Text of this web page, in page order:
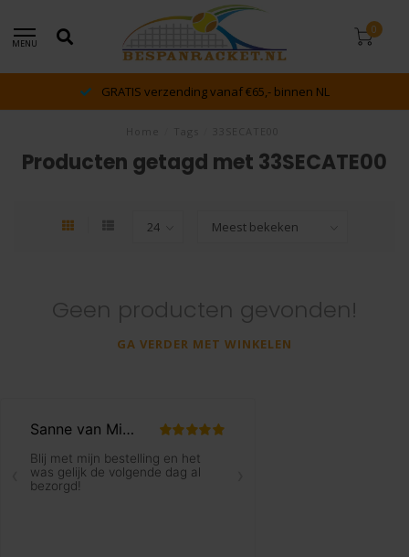
MENU
0
GRATIS verzending vanaf €65,- binnen NL
Producten getagd met 33SECATE00
Geen producten gevonden!
GA VERDER MET WINKELEN